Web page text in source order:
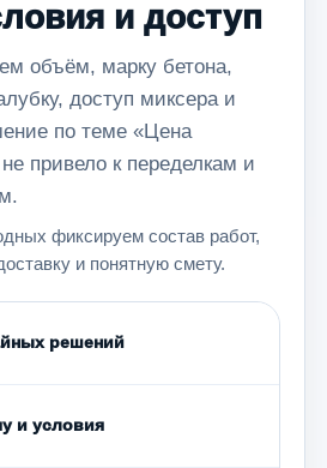
и доступ
объём, марку бетона,
доступ миксера и
по теме «Цена
привело к переделкам и
фиксируем состав работ,
и понятную смету.
решений
и условия